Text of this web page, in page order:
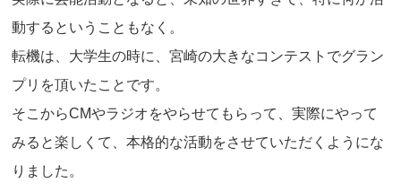
動するということもなく。
転機は、大学生の時に、宮崎の大きなコンテストでグラン
プリを頂いたことです。
そこからCMやラジオをやらせてもらって、実際にやって
みると楽しくて、本格的な活動をさせていただくようにな
りました。